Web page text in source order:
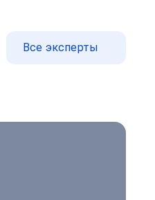
Все эксперты